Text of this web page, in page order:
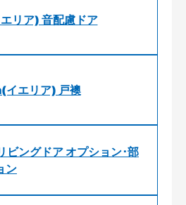
リア) 音配慮ドア
エリア) 戸襖
ングドア オプション･部
ン